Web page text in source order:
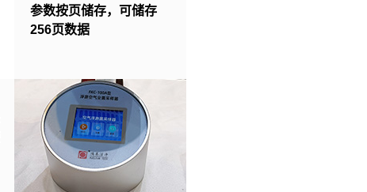
参数按页储存，可储存
256页数据